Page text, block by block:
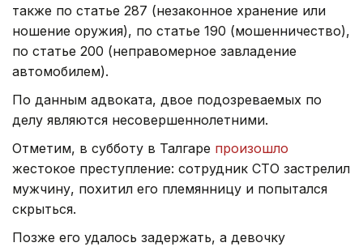
также по статье 287 (незаконное хранение или
ношение оружия), по статье 190 (мошенничество),
по статье 200 (неправомерное завладение
автомобилем).
По данным адвоката, двое подозреваемых по
делу являются несовершеннолетними.
Отметим, в субботу в Талгаре произошло
жестокое преступление: сотрудник СТО застрелил
мужчину, похитил его племянницу и попытался
скрыться.
Позже его удалось задержать, а девочку